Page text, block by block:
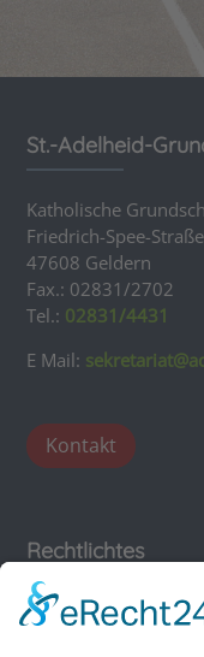
St.-Adelheid-
Katholische
Friedrich-Spee-
47608 Geldern
Fax.: 02831/2702
Tel.: 02831/4431
E Mail:
Kontakt
Rechtlichtes
Impressum